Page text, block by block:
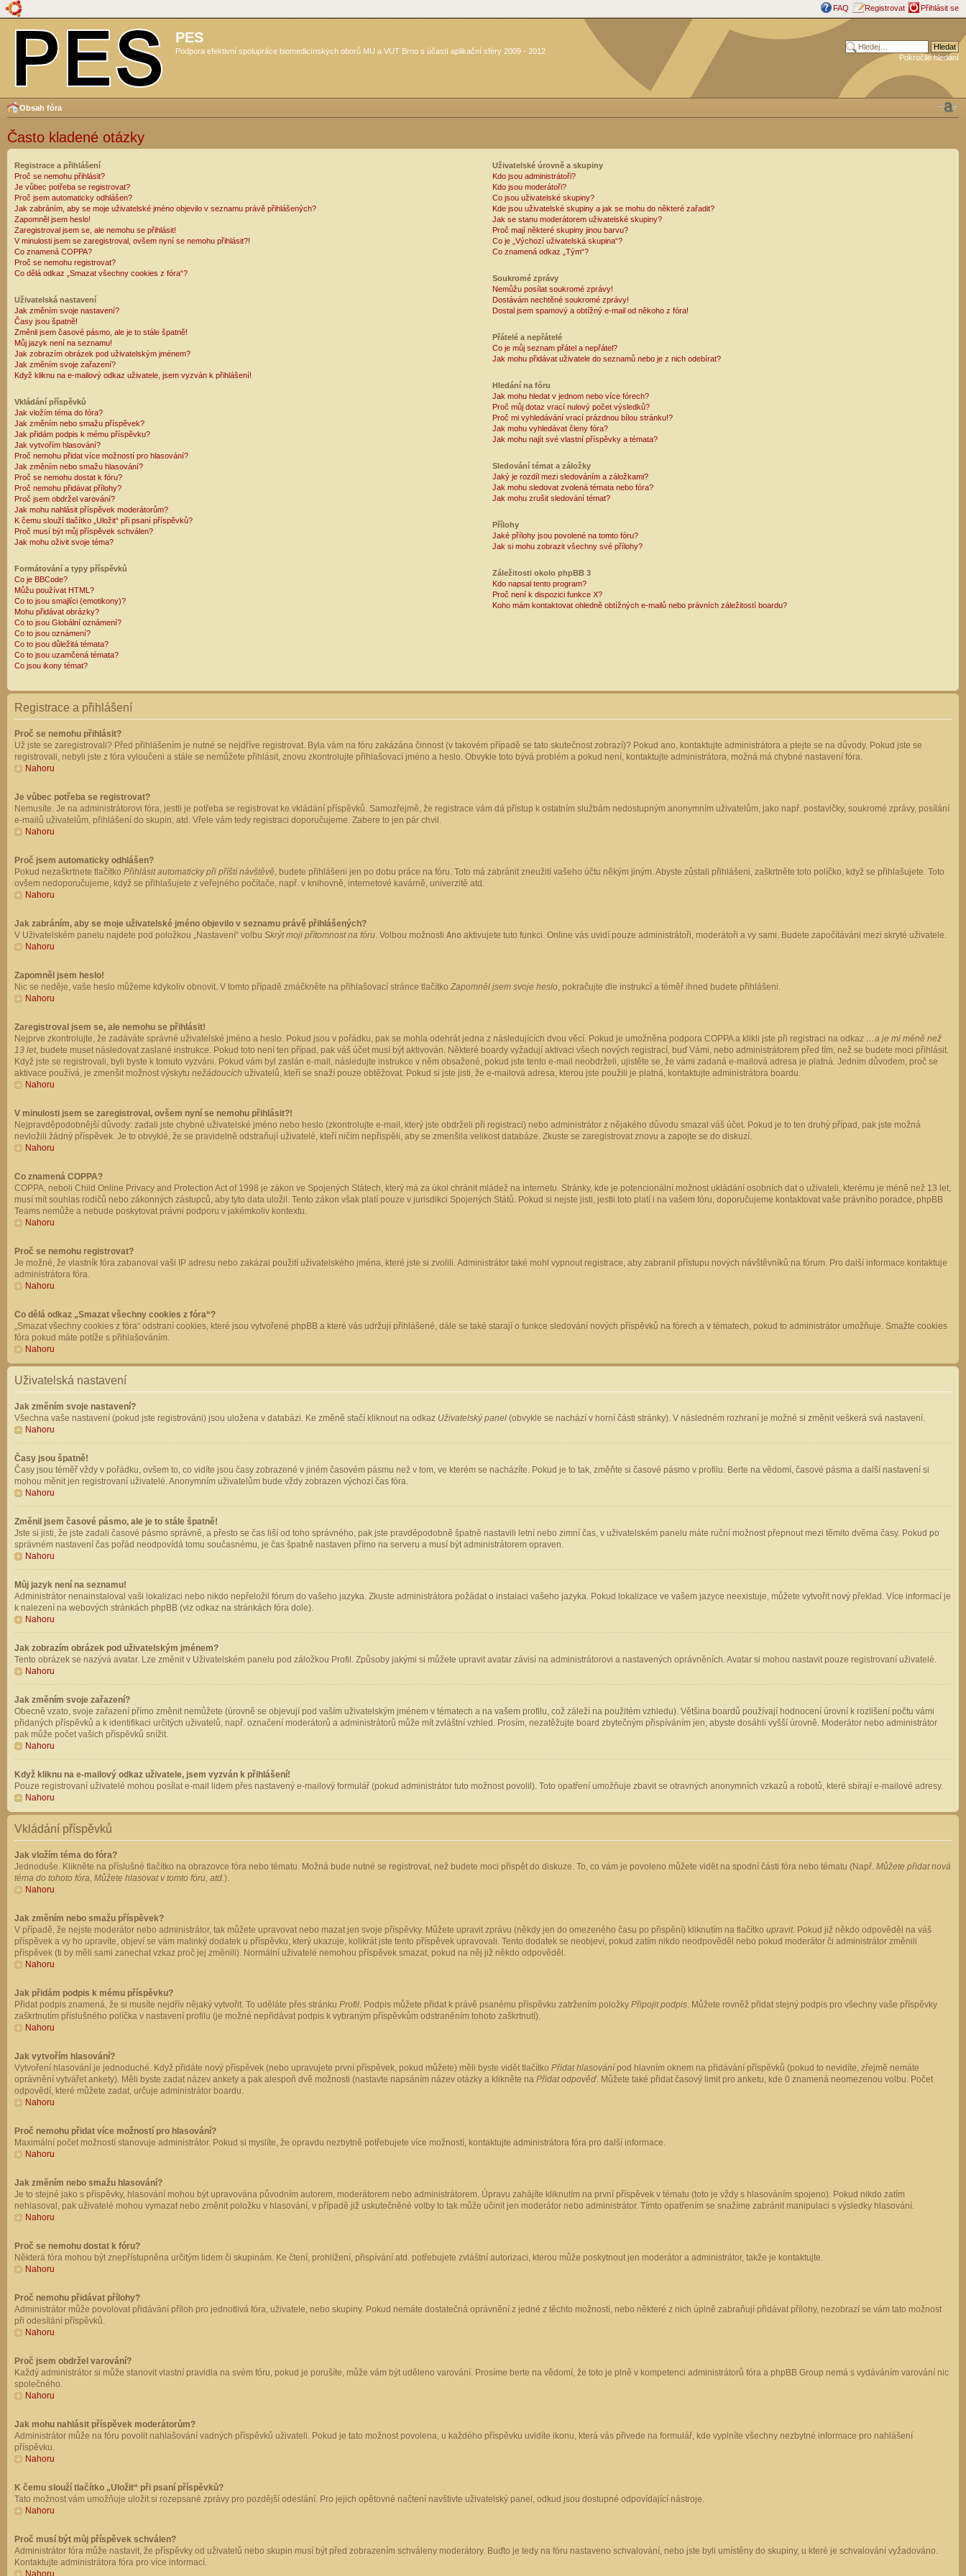
FAQ Registrovat Přihlásit se
PES
Podpora efektivní spolupráce biomedicínských oborů MU a VUT Brno s účastí aplikační sféry 2009 - 2012
Pokročilé hledání
Obsah fóra
Často kladené otázky
Registrace a přihlášení
Proč se nemohu přihlásit?
Je vůbec potřeba se registrovat?
Proč jsem automaticky odhlášen?
Jak zabráním, aby se moje uživatelské jméno objevilo v seznamu právě přihlášených?
Zapomněl jsem heslo!
Zaregistroval jsem se, ale nemohu se přihlásit!
V minulosti jsem se zaregistroval, ovšem nyní se nemohu přihlásit?!
Co znamená COPPA?
Proč se nemohu registrovat?
Co dělá odkaz „Smazat všechny cookies z fóra“?
Uživatelská nastavení
Jak změním svoje nastavení?
Časy jsou špatně!
Změnil jsem časové pásmo, ale je to stále špatně!
Můj jazyk není na seznamu!
Jak zobrazím obrázek pod uživatelským jménem?
Jak změním svoje zařazení?
Když kliknu na e-mailový odkaz uživatele, jsem vyzván k přihlášení!
Vkládání příspěvků
Jak vložím téma do fóra?
Jak změním nebo smažu příspěvek?
Jak přidám podpis k mému příspěvku?
Jak vytvořím hlasování?
Proč nemohu přidat více možností pro hlasování?
Jak změním nebo smažu hlasování?
Proč se nemohu dostat k fóru?
Proč nemohu přidávat přílohy?
Proč jsem obdržel varování?
Jak mohu nahlásit příspěvek moderátorům?
K čemu slouží tlačítko „Uložit“ při psaní příspěvků?
Proč musí být můj příspěvek schválen?
Jak mohu oživit svoje téma?
Formátování a typy příspěvků
Co je BBCode?
Můžu používat HTML?
Co to jsou smajlíci (emotikony)?
Mohu přidávat obrázky?
Co to jsou Globální oznámení?
Co to jsou oznámení?
Co to jsou důležitá témata?
Co to jsou uzamčená témata?
Co jsou ikony témat?
Uživatelské úrovně a skupiny
Kdo jsou administrátoři?
Kdo jsou moderátoři?
Co jsou uživatelské skupiny?
Kde jsou uživatelské skupiny a jak se mohu do některé zařadit?
Jak se stanu moderátorem uživatelské skupiny?
Proč mají některé skupiny jinou barvu?
Co je „Výchozí uživatelská skupina“?
Co znamená odkaz „Tým“?
Soukromé zprávy
Nemůžu posílat soukromé zprávy!
Dostávám nechtěné soukromé zprávy!
Dostal jsem spamový a obtížný e-mail od někoho z fóra!
Přátelé a nepřátelé
Co je můj seznam přátel a nepřátel?
Jak mohu přidávat uživatele do seznamů nebo je z nich odebírat?
Hledání na fóru
Jak mohu hledat v jednom nebo více fórech?
Proč můj dotaz vrací nulový počet výsledků?
Proč mi vyhledávání vrací prázdnou bílou stránku!?
Jak mohu vyhledávat členy fóra?
Jak mohu najít své vlastní příspěvky a témata?
Sledování témat a záložky
Jaký je rozdíl mezi sledováním a záložkami?
Jak mohu sledovat zvolená témata nebo fóra?
Jak mohu zrušit sledování témat?
Přílohy
Jaké přílohy jsou povolené na tomto fóru?
Jak si mohu zobrazit všechny své přílohy?
Záležitosti okolo phpBB 3
Kdo napsal tento program?
Proč není k dispozici funkce X?
Koho mám kontaktovat ohledně obtížných e-mailů nebo právních záležitostí boardu?
Registrace a přihlášení
Proč se nemohu přihlásit?
Už jste se zaregistrovali? Před přihlášením je nutné se nejdříve registrovat. Byla vám na fóru zakázána činnost (v takovém případě se tato skutečnost zobrazí)? Pokud ano, kontaktujte administrátora a ptejte se na důvody. Pokud jste se
registrovali, nebyli jste z fóra vyloučeni a stále se nemůžete přihlásit, znovu zkontrolujte přihlašovací jméno a heslo. Obvykle toto bývá problém a pokud není, kontaktujte administrátora, možná má chybné nastavení fóra.
Nahoru
Je vůbec potřeba se registrovat?
Nemusíte. Je na administrátorovi fóra, jestli je potřeba se registrovat ke vkládání příspěvků. Samozřejmě, že registrace vám dá přístup k ostatním službám nedostupným anonymním uživatelům, jako např. postavičky, soukromé zprávy, posílání
e-mailů uživatelům, přihlášení do skupin, atd. Vřele vám tedy registraci doporučujeme. Zabere to jen pár chvil.
Nahoru
Proč jsem automaticky odhlášen?
Pokud nezaškrtnete tlačítko Přihlásit automaticky při příští návštěvě, budete přihlášeni jen po dobu práce na fóru. Toto má zabránit zneužití vašeho účtu někým jiným. Abyste zůstali přihlášeni, zaškrtněte toto políčko, když se přihlašujete. Toto
ovšem nedoporučujeme, když se přihlašujete z veřejného počítače, např. v knihovně, internetové kavárně, univerzitě atd.
Nahoru
Jak zabráním, aby se moje uživatelské jméno objevilo v seznamu právě přihlášených?
V Uživatelském panelu najdete pod položkou „Nastavení“ volbu Skrýt moji přítomnost na fóru. Volbou možnosti Ano aktivujete tuto funkci. Online vás uvidí pouze administrátoři, moderátoři a vy sami. Budete započítáváni mezi skryté uživatele.
Nahoru
Zapomněl jsem heslo!
Nic se neděje, vaše heslo můžeme kdykoliv obnovit. V tomto případě zmáčkněte na přihlašovací stránce tlačítko Zapomněl jsem svoje heslo, pokračujte dle instrukcí a téměř ihned budete přihlášeni.
Nahoru
Zaregistroval jsem se, ale nemohu se přihlásit!
Nejprve zkontrolujte, že zadáváte správné uživatelské jméno a heslo. Pokud jsou v pořádku, pak se mohla odehrát jedna z následujících dvou věcí. Pokud je umožněna podpora COPPA a klikli jste při registraci na odkaz …a je mi méně než
13 let, budete muset následovat zaslané instrukce. Pokud toto není ten případ, pak váš účet musí být aktivován. Některé boardy vyžadují aktivaci všech nových registrací, buď Vámi, nebo administrátorem před tím, než se budete moci přihlásit.
Když jste se registrovali, byli byste k tomuto vyzváni. Pokud vám byl zaslán e-mail, následujte instrukce v něm obsažené, pokud jste tento e-mail neobdrželi, ujistěte se, že vámi zadaná e-mailová adresa je platná. Jedním důvodem, proč se
aktivace používá, je zmenšit možnost výskytu nežádoucích uživatelů, kteří se snaží pouze obtěžovat. Pokud si jste jisti, že e-mailová adresa, kterou jste použili je platná, kontaktujte administrátora boardu.
Nahoru
V minulosti jsem se zaregistroval, ovšem nyní se nemohu přihlásit?!
Nejpravděpodobnější důvody: zadali jste chybné uživatelské jméno nebo heslo (zkontrolujte e-mail, který jste obdrželi při registraci) nebo administrátor z nějakého důvodu smazal váš účet. Pokud je to ten druhý případ, pak jste možná
nevložili žádný příspěvek. Je to obvyklé, že se pravidelně odstraňují uživatelé, kteří ničím nepřispěli, aby se zmenšila velikost databáze. Zkuste se zaregistrovat znovu a zapojte se do diskuzí.
Nahoru
Co znamená COPPA?
COPPA, neboli Child Online Privacy and Protection Act of 1998 je zákon ve Spojených Státech, který má za úkol chránit mládež na internetu. Stránky, kde je potencionální možnost ukládání osobních dat o uživateli, kterému je méně než 13 let,
musí mít souhlas rodičů nebo zákonných zástupců, aby tyto data uložil. Tento zákon však platí pouze v jurisdikci Spojených Států. Pokud si nejste jisti, jestli toto platí i na vašem fóru, doporučujeme kontaktovat vaše právního poradce, phpBB
Teams nemůže a nebude poskytovat právni podporu v jakémkoliv kontextu.
Nahoru
Proč se nemohu registrovat?
Je možné, že vlastník fóra zabanoval vaši IP adresu nebo zakázal použití uživatelského jména, které jste si zvolili. Administrátor také mohl vypnout registrace, aby zabranil přístupu nových návštěvníků na fórum. Pro další informace kontaktuje
administrátora fóra.
Nahoru
Co dělá odkaz „Smazat všechny cookies z fóra“?
„Smazat všechny cookies z fóra“ odstraní cookies, které jsou vytvořené phpBB a které vás udržují přihlášené, dále se také starají o funkce sledování nových příspěvků na fórech a v tématech, pokud to administrátor umožňuje. Smažte cookies
fóra pokud máte potíže s přihlašováním.
Nahoru
Uživatelská nastavení
Jak změním svoje nastavení?
Všechna vaše nastavení (pokud jste registrováni) jsou uložena v databázi. Ke změně stačí kliknout na odkaz Uživatelský panel (obvykle se nachází v horní části stránky). V následném rozhraní je možné si změnit veškerá svá nastavení.
Nahoru
Časy jsou špatně!
Časy jsou téměř vždy v pořádku, ovšem to, co vidíte jsou časy zobrazené v jiném časovém pásmu než v tom, ve kterém se nacházíte. Pokud je to tak, změňte si časové pásmo v profilu. Berte na vědomí, časové pásma a další nastavení si
mohou měnit jen registrovaní uživatelé. Anonymním uživatelům bude vždy zobrazen výchozí čas fóra.
Nahoru
Změnil jsem časové pásmo, ale je to stále špatně!
Jste si jisti, že jste zadali časové pásmo správně, a přesto se čas liší od toho správného, pak jste pravděpodobně špatně nastavili letní nebo zimní čas, v uživatelském panelu máte ruční možnost přepnout mezi těmito dvěma časy. Pokud po
správném nastavení čas pořád neodpovídá tomu současnému, je čas špatně nastaven přímo na serveru a musí být administrátorem opraven.
Nahoru
Můj jazyk není na seznamu!
Administrátor nenainstaloval vaši lokalizaci nebo nikdo nepřeložil fórum do vašeho jazyka. Zkuste administrátora požádat o instalaci vašeho jazyka. Pokud lokalizace ve vašem jazyce neexistuje, můžete vytvořit nový překlad. Více informací je
k nalezení na webových stránkách phpBB (viz odkaz na stránkách fóra dole).
Nahoru
Jak zobrazím obrázek pod uživatelským jménem?
Tento obrázek se nazývá avatar. Lze změnit v Uživatelském panelu pod záložkou Profil. Způsoby jakými si můžete upravit avatar závisí na administrátorovi a nastavených oprávněních. Avatar si mohou nastavit pouze registrovaní uživatelé.
Nahoru
Jak změním svoje zařazení?
Obecně vzato, svoje zařazení přímo změnit nemůžete (úrovně se objevují pod vaším uživatelským jménem v tématech a na vašem profilu, což záleží na použitém vzhledu). Většina boardů používají hodnocení úrovní k rozlišení počtu vámi
přidaných příspěvků a k identifikaci určitých uživatelů, např. označení moderátorů a administrátorů může mít zvláštní vzhled. Prosím, nezatěžujte board zbytečným přispíváním jen, abyste dosáhli vyšší úrovně. Moderátor nebo administrátor
pak může počet vašich příspěvků snížit.
Nahoru
Když kliknu na e-mailový odkaz uživatele, jsem vyzván k přihlášení!
Pouze registrovaní uživatelé mohou posílat e-mail lidem přes nastavený e-mailový formulář (pokud administrátor tuto možnost povolil). Toto opatření umožňuje zbavit se otravných anonymních vzkazů a robotů, které sbírají e-mailové adresy.
Nahoru
Vkládání příspěvků
Jak vložím téma do fóra?
Jednoduše. Klikněte na příslušné tlačítko na obrazovce fóra nebo tématu. Možná bude nutné se registrovat, než budete moci přispět do diskuze. To, co vám je povoleno můžete vidět na spodní části fóra nebo tématu (Např. Můžete přidat nová
téma do tohoto fóra, Můžete hlasovat v tomto fóru, atd.).
Nahoru
Jak změním nebo smažu příspěvek?
V případě, že nejste moderátor nebo administrátor, tak můžete upravovat nebo mazat jen svoje příspěvky. Můžete upravit zprávu (někdy jen do omezeného času po přispění) kliknutím na tlačítko upravit. Pokud již někdo odpověděl na váš
příspěvek a vy ho upravíte, objeví se vám malinký dodatek u příspěvku, který ukazuje, kolikrát jste tento příspěvek upravovali. Tento dodatek se neobjeví, pokud zatím nikdo neodpověděl nebo pokud moderátor či administrátor změnili
příspěvek (ti by měli sami zanechat vzkaz proč jej změnili). Normální uživatelé nemohou příspěvek smazat, pokud na něj již někdo odpověděl.
Nahoru
Jak přidám podpis k mému příspěvku?
Přidat podpis znamená, že si musíte nejdřív nějaký vytvořit. To uděláte přes stránku Profil. Podpis můžete přidat k právě psanému příspěvku zatržením položky Připojit podpis. Můžete rovněž přidat stejný podpis pro všechny vaše příspěvky
zaškrtnutím příslušného políčka v nastavení profilu (je možné nepřidávat podpis k vybraným příspěvkům odstraněním tohoto zaškrtnutí).
Nahoru
Jak vytvořím hlasování?
Vytvoření hlasování je jednoduché. Když přidáte nový příspěvek (nebo upravujete první příspěvek, pokud můžete) měli byste vidět tlačítko Přidat hlasování pod hlavním oknem na přidávání příspěvků (pokud to nevidíte, zřejmě nemáte
oprávnění vytvářet ankety). Měli byste zadat název ankety a pak alespoň dvě možnosti (nastavte napsáním název otázky a klikněte na Přidat odpověď. Můžete také přidat časový limit pro anketu, kde 0 znamená neomezenou volbu. Počet
odpovědí, které můžete zadat, určuje administrátor boardu.
Nahoru
Proč nemohu přidat více možností pro hlasování?
Maximální počet možností stanovuje administrátor. Pokud si myslíte, že opravdu nezbytně potřebujete více možností, kontaktujte administrátora fóra pro další informace.
Nahoru
Jak změním nebo smažu hlasování?
Je to stejné jako s příspěvky, hlasování mohou být upravována původním autorem, moderátorem nebo administrátorem. Úpravu zahájíte kliknutím na první příspěvek v tématu (toto je vždy s hlasováním spojeno). Pokud nikdo zatím
nehlasoval, pak uživatelé mohou vymazat nebo změnit položku v hlasování, v případě již uskutečněné volby to tak může učinit jen moderátor nebo administrátor. Tímto opatřením se snažíme zabránit manipulaci s výsledky hlasování.
Nahoru
Proč se nemohu dostat k fóru?
Některá fóra mohou být znepřístupněna určitým lidem či skupinám. Ke čtení, prohlížení, přispívání atd. potřebujete zvláštní autorizaci, kterou může poskytnout jen moderátor a administrátor, takže je kontaktujte.
Nahoru
Proč nemohu přidávat přílohy?
Administrátor může povolovat přidávání příloh pro jednotlivá fóra, uživatele, nebo skupiny. Pokud nemáte dostatečná oprávnění z jedné z těchto možností, nebo některé z nich úplně zabraňují přidávat přílohy, nezobrazí se vám tato možnost
při odesílání příspěvků.
Nahoru
Proč jsem obdržel varování?
Každý administrátor si může stanovit vlastní pravidla na svém fóru, pokud je porušíte, může vám být uděleno varování. Prosíme berte na vědomí, že toto je plně v kompetenci administrátorů fóra a phpBB Group nemá s vydáváním varování nic
společného.
Nahoru
Jak mohu nahlásit příspěvek moderátorům?
Administrátor může na fóru povolit nahlašování vadných příspěvků uživateli. Pokud je tato možnost povolena, u každého příspěvku uvidíte ikonu, která vás přivede na formulář, kde vyplníte všechny nezbytné informace pro nahlášení
příspěvku.
Nahoru
K čemu slouží tlačítko „Uložit“ při psaní příspěvků?
Tato možnost vám umožňuje uložit si rozepsané zprávy pro pozdější odeslání. Pro jejich opětovné načtení navštivte uživatelský panel, odkud jsou dostupné odpovídající nástroje.
Nahoru
Proč musí být můj příspěvek schválen?
Administrátor fóra může nastavit, že příspěvky od uživatelů nebo skupin musí být před zobrazením schváleny moderátory. Buďto je tedy na fóru nastaveno schvalování, nebo jste byli umístěny do skupiny, u které je schvalování vyžadováno.
Kontaktujte administrátora fóra pro více informací.
Nahoru